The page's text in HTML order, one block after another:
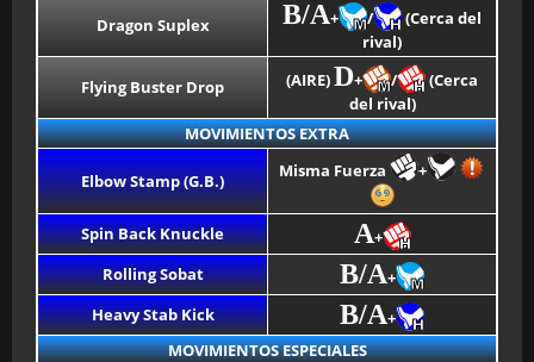
Dragon Suplex B/A+ /
(Cerca del
rival)
Flying Buster Drop (AIRE)D+ /
(Cerca
del rival)
MOVIMIENTOS EXTRA
Elbow Stamp (G.B.) Misma Fuerza +
Spin Back Knuckle A+
Rolling Sobat
B/A+
Heavy Stab Kick
B/A+
MOVIMIENTOS ESPECIALES